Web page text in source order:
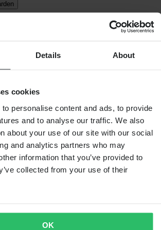
Details About
cookies
personalise content and ads, to provide
and to analyse our traffic. We also
about your use of our site with our social
and analytics partners who may
information that you’ve provided to
collected from your use of their
OK
niveau met de Raven RV-One
ontworpen om u een voorsprong op
deze handschoenen een verbeterde grip en
weergeven
235
42
20